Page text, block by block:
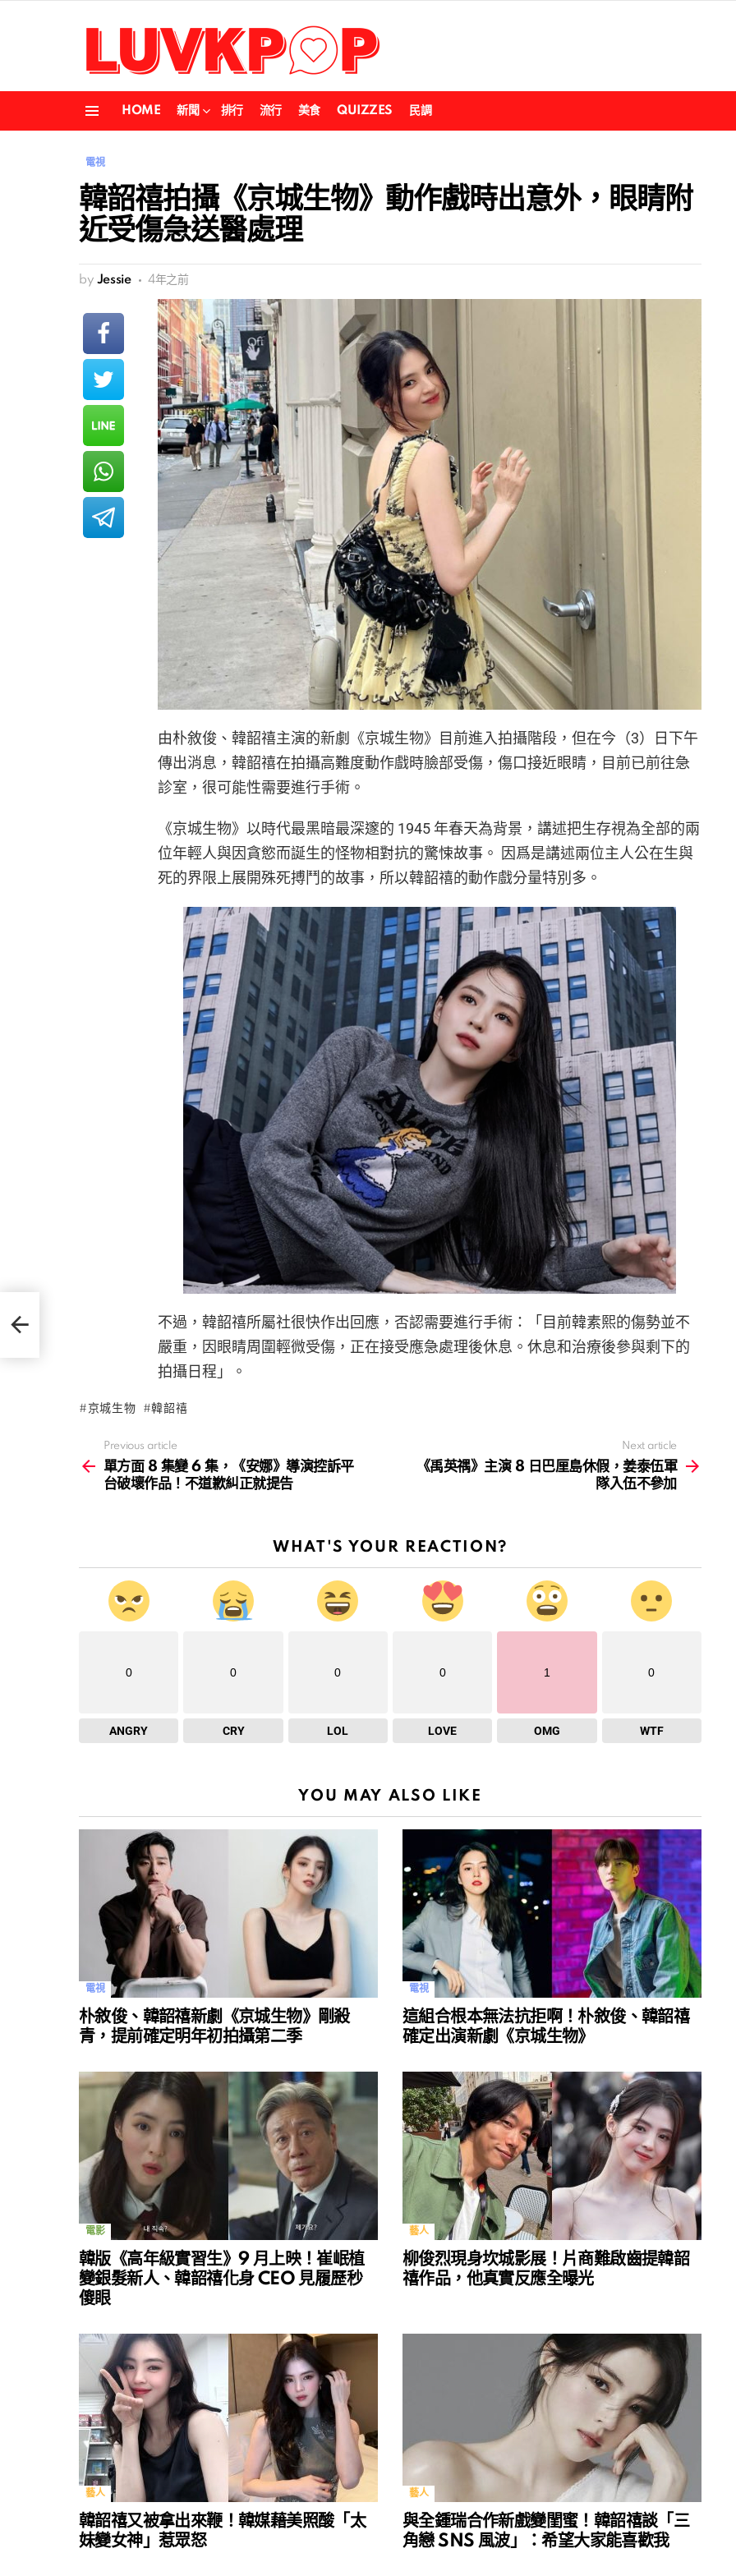
HOME 新聞 排行 流行 美食 QUIZZES 民調
電視
韓韶禧拍攝《京城生物》動作戲時出意外，眼睛附
近受傷急送醫處理
by Jessie 4年之前
由朴敘俊、韓韶禧主演的新劇《京城生物》目前進入拍攝階段，但在今（3）日下午
傳出消息，韓韶禧在拍攝高難度動作戲時臉部受傷，傷口接近眼睛，目前已前往急
診室，很可能性需要進行手術。
《京城生物》以時代最黑暗最深邃的 1945 年春天為背景，講述把生存視為全部的兩
位年輕人與因貪慾而誕生的怪物相對抗的驚悚故事。 因爲是講述兩位主人公在生與
死的界限上展開殊死搏鬥的故事，所以韓韶禧的動作戲分量特別多。
不過，韓韶禧所屬社很快作出回應，否認需要進行手術：「目前韓素熙的傷勢並不
嚴重，因眼睛周圍輕微受傷，正在接受應急處理後休息。休息和治療後參與剩下的
拍攝日程」。
京城生物 韓韶禧
more
Previous article
單方面 8 集變 6 集，《安娜》導演控訴平
台破壞作品！不道歉糾正就提告
Next article
《禹英禑》主演 8 日巴厘島休假，姜泰伍軍
隊入伍不參加
WHAT'S YOUR REACTION?
0
ANGRY
0
CRY
0
LOL
0
LOVE
1
OMG
0
WTF
YOU MAY ALSO LIKE
電視
朴敘俊、韓韶禧新劇《京城生物》剛殺
青，提前確定明年初拍攝第二季
電視
這組合根本無法抗拒啊！朴敘俊、韓韶禧
確定出演新劇《京城生物》
電影
韓版《高年級實習生》9 月上映！崔岷植
變銀髮新人、韓韶禧化身 CEO 見履歷秒
傻眼
藝人
柳俊烈現身坎城影展！片商難啟齒提韓韶
禧作品，他真實反應全曝光
藝人
韓韶禧又被拿出來鞭！韓媒藉美照酸「太
妹變女神」惹眾怒
藝人
與全鍾瑞合作新戲變閨蜜！韓韶禧談「三
角戀 SNS 風波」：希望大家能喜歡我
台